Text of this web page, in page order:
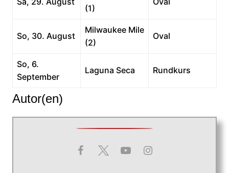
(1)
So, 30. August
Milwaukee Mile
(2)
Oval
So, 6.
September
Laguna Seca Rundkurs
Autor(en)